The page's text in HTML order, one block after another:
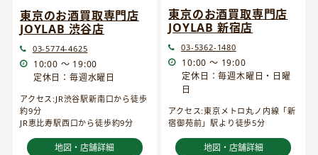
東京のお酒買取専門店
JOYLAB 渋谷店
03-5774-4625
10:00 ～ 19:00
定休日：毎週水曜日
アクセス:JR渋谷駅新南口から徒歩
約9分
JR恵比寿駅西口から徒歩約9分
地図・店舗詳細
東京のお酒買取専門店
JOYLAB 新宿店
03-5362-1480
10:00 ～ 19:00
定休日：毎週木曜日・日曜
日
アクセス:東京メトロ丸ノ内線「新
宿御苑前」駅より徒歩5分
地図・店舗詳細